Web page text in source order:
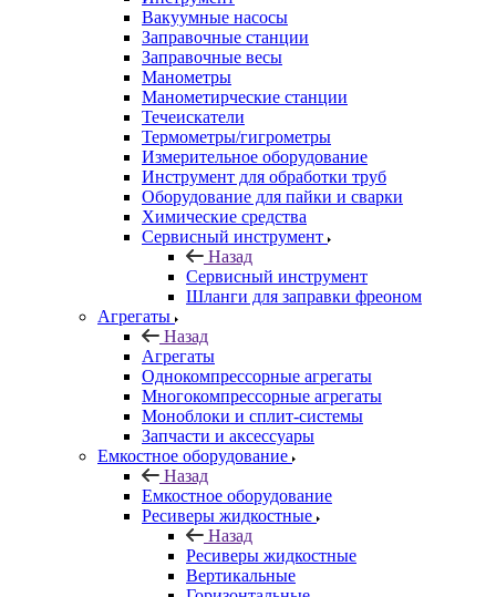
Вакуумные насосы
Заправочные станции
Заправочные весы
Манометры
Манометирческие станции
Течеискатели
Термометры/гигрометры
Измерительное оборудование
Инструмент для обработки труб
Оборудование для пайки и сварки
Химические средства
Сервисный инструмент
Назад
Сервисный инструмент
Шланги для заправки фреоном
Агрегаты
Назад
Агрегаты
Однокомпрессорные агрегаты
Многокомпрессорные агрегаты
Моноблоки и сплит-системы
Запчасти и аксессуары
Емкостное оборудование
Назад
Емкостное оборудование
Ресиверы жидкостные
Назад
Ресиверы жидкостные
Вертикальные